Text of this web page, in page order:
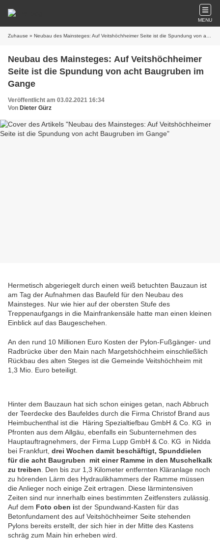
MENU
Zuhause » Neubau des Mainsteges: Auf Veitshöchheimer Seite ist die Spundung von acht Baugruben im Gange
Neubau des Mainsteges: Auf Veitshöchheimer
Seite ist die Spundung von acht Baugruben im
Gange
Veröffentlicht am 03.02.2021 16:34
Von Dieter Gürz
Hermetisch abgeriegelt durch einen weiß betuchten Bauzaun ist
am Tag der Aufnahmen das Baufeld für den Neubau des
Mainsteges. Nur wie hier auf der obersten Stufe des
Treppenaufgangs in die Mainfrankensäle hatte man einen kleinen
Einblick auf das Baugeschehen.
An den rund 10 Millionen Euro Kosten der Pylon-Fußgänger- und
Radbrücke über den Main nach Margetshöchheim einschließlich
Rückbau des alten Steges ist die Gemeinde Veitshöchheim mit
1,3 Mio. Euro beteiligt.
Hinter dem Bauzaun hat sich schon einiges getan, nach Abbruch
der Teerdecke des Baufeldes durch die Firma Christof Brand aus
Heimbuchenthal ist die Häring Spezialtiefbau GmbH & Co. KG in
Pfronten aus dem Allgäu, ebenfalls ein Subunternehmen des
Hauptauftragnehmers, der Firma Lupp GmbH & Co. KG in Nidda
bei Frankfurt, drei Wochen damit beschäftigt, Spunddielen
für die acht Baugruben mit einer Ramme in den Muschelkalk
zu treiben . Den bis zur 1,3 Kilometer entfernten Kläranlage noch
zu hörenden Lärm des Hydraulikhammers der Ramme müssen
die Anlieger noch einige Zeit ertragen. Diese lärmintensiven
Zeiten sind nur innerhalb eines bestimmten Zeitfensters zulässig.
Auf dem Foto oben ist der Spundwand-Kasten für das
Betonfundament des auf Veitshöchheimer Seite stehenden
Pylons bereits erstellt, der sich hier in der Mitte des Kastens
schräg zum Main hin erheben wird.